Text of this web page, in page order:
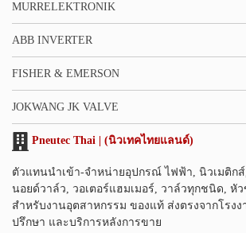
MURRELEKTRONIK
ABB INVERTER
FISHER & EMERSON
JOKWANG JK VALVE
Pneutec Thai | (นิวเทคไทยแลนด์)
ตัวแทนนำเข้า-จำหน่ายอุปกรณ์ ไฟฟ้า, นิวเมติก
นอยด์วาล์ว, วอเตอร์แฮมเมอร์, วาล์วทุกชนิด, หั
สำหรับงานอุตสาหกรรม ของแท้ ส่งตรงจากโรง
ปรึกษา และบริการหลังการขาย